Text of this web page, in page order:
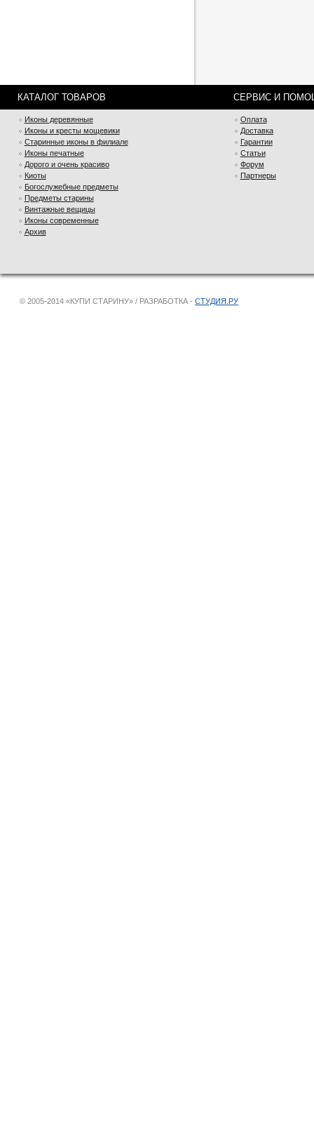
КАТАЛОГ ТОВАРОВ СЕРВИС И
Иконы деревянные
Иконы и кресты мощевики
Старинные иконы в филиале
Иконы печатные
Дорого и очень красиво
Киоты
Богослужебные предметы
Предметы старины
Винтажные вещицы
Иконы современные
Архив
Оплата
Доставка
Гарантии
Статьи
Форум
Партнеры
© 2005-2014 «КУПИ СТАРИНУ» / РАЗРАБОТКА - СТУДИЯ.РУ